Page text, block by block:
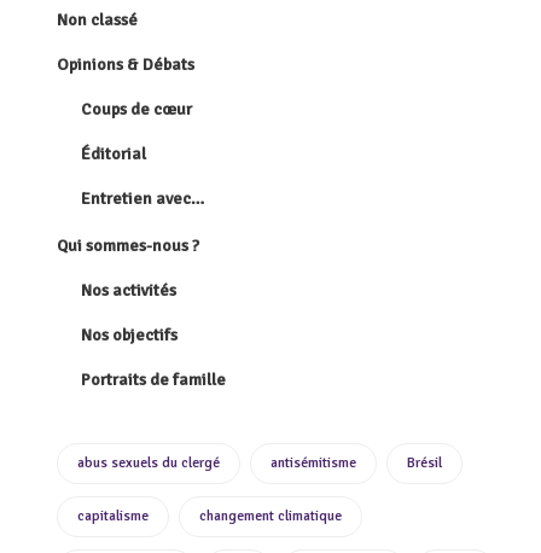
Non classé
Opinions & Débats
Coups de cœur
Éditorial
Entretien avec…
Qui sommes-nous ?
Nos activités
Nos objectifs
Portraits de famille
abus sexuels du clergé antisémitisme Brésil
capitalisme changement climatique